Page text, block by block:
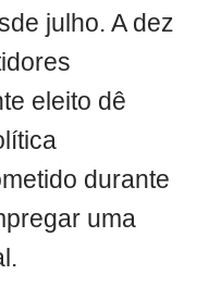
julho. A dez
eleito dê
durante
uma